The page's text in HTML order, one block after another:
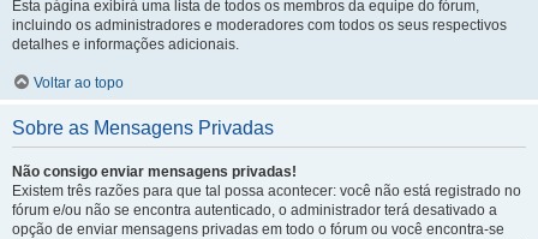
Esta página exibirá uma lista de todos os membros da equipe do fórum,
incluindo os administradores e moderadores com todos os seus respectivos
detalhes e informações adicionais.
Voltar ao topo
Sobre as Mensagens Privadas
Não consigo enviar mensagens privadas!
Existem três razões para que tal possa acontecer: você não está registrado no
fórum e/ou não se encontra autenticado, o administrador terá desativado a
opção de enviar mensagens privadas em todo o fórum ou você encontra-se